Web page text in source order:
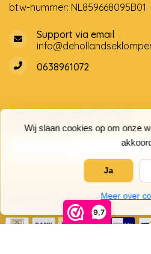
9,7
Wij slaan cookies op om onze
Ja
Meer over
btw-nummer: NL859668095B01
Support via email
0638961072
OpeningstijdenSocials
Klantenservice
© Copyright 2026 De Hollandse